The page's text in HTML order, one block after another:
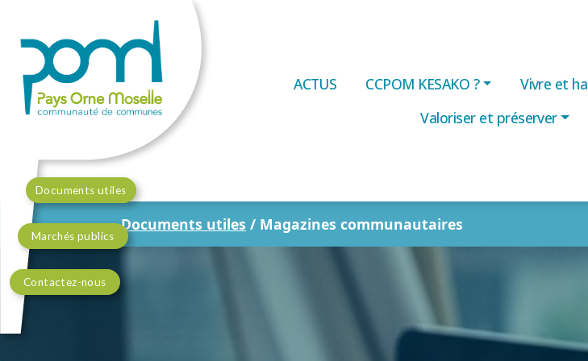
Documents utiles
Marchés publics
Contactez-nous
ACTUS CCPOM KESAKO ? Vivre et
Valoriser et préserver
Documents utiles / Magazines communautaires